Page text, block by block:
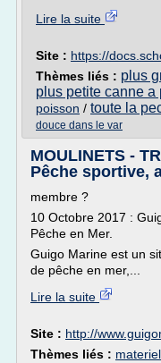
Lire la suite
Site : https://
Thèmes liés : plus
plus petite canne a
poisson / toute la
douce dans le var
MOULINETS -
Pêche sportive,
membre ?
10 Octobre 2017 :
Pêche en Mer.
Guigo Marine est un
de pêche en mer,...
Lire la suite
Site : http://
Thèmes liés :